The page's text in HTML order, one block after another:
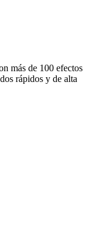
más de 100 efectos
rápidos y de alta